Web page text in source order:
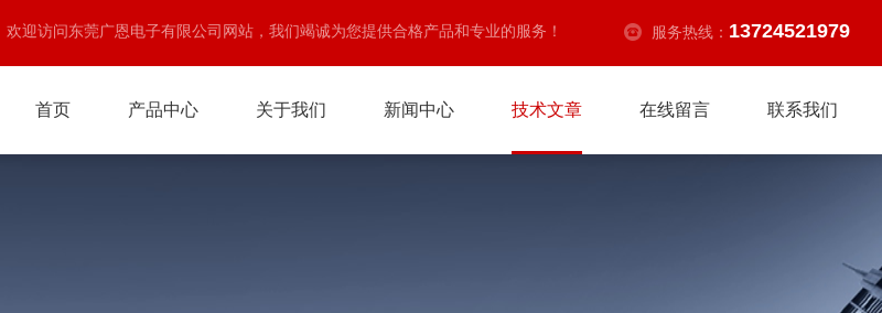
欢迎访问东莞广恩电子有限公司网站，我们竭诚为您提供合格产品和专业的服务！ 服务热线： 13724521979
首页 产品中心 关于我们 新闻中心 技术文章 在线留言 联系我们